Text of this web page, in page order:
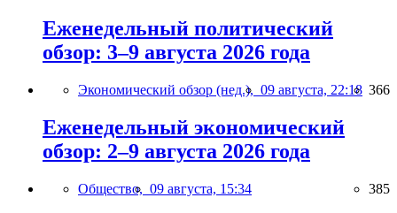
Еженедельный политический
обзор: 3–9 августа 2026 года
Экономический обзор (нед.), 09 августа, 22:18 366
Еженедельный экономический
обзор: 2–9 августа 2026 года
Общество, 09 августа, 15:34 385